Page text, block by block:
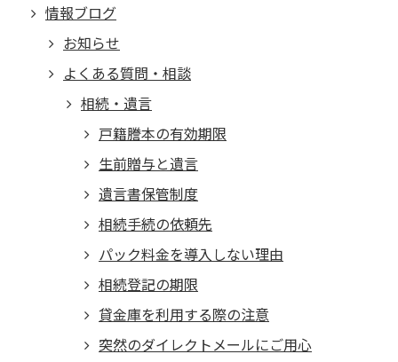
情報ブログ
お知らせ
よくある質問・相談
相続・遺言
戸籍謄本の有効期限
生前贈与と遺言
遺言書保管制度
相続手続の依頼先
パック料金を導入しない理由
相続登記の期限
貸金庫を利用する際の注意
突然のダイレクトメールにご用心